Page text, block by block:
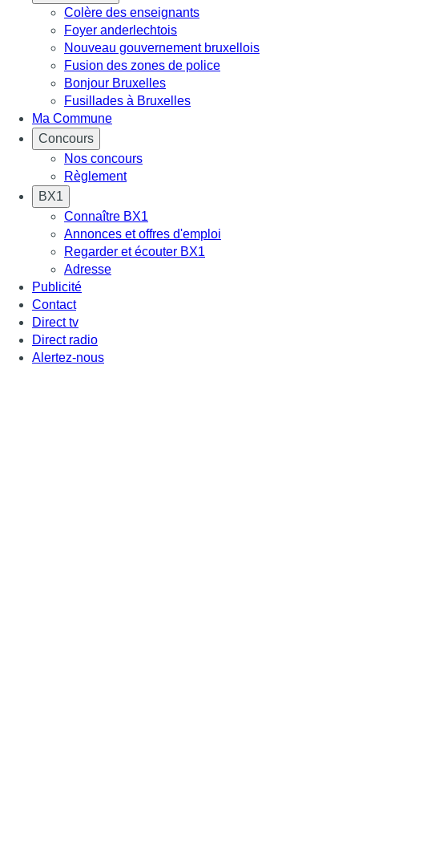
Colère des enseignants
Foyer anderlechtois
Nouveau gouvernement bruxellois
Fusion des zones de police
Bonjour Bruxelles
Fusillades à Bruxelles
Ma Commune
Concours
Nos concours
Règlement
BX1
Connaître BX1
Annonces et offres d'emploi
Regarder et écouter BX1
Adresse
Publicité
Contact
Direct tv
Direct radio
Alertez-nous